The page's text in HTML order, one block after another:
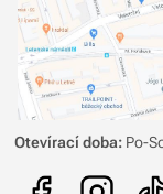
Na tuto bundu nedám
i pokud se do ní potíte
začne smrdět. Zatím
už to bude chtít mezi
Otevírací doba: Po-